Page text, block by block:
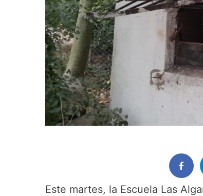
Este martes, la Escuela Las